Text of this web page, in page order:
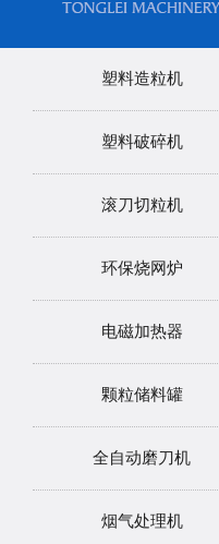
塑料造粒机
塑料破碎机
滚刀切粒机
环保烧网炉
电磁加热器
颗粒储料罐
全自动磨刀机
烟气处理机